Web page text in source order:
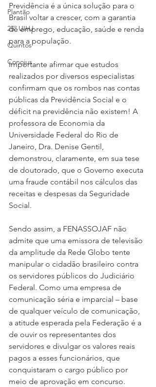
Plantão
25º UIHJ
Quintos
Conojus
Previdência é a única solução para o
Brasil voltar a crescer, com a garantia
de emprego, educação, saúde e renda
para a população.
Importante afirmar que estudos
realizados por diversos especialistas
confirmam que os rombos nas contas
públicas da Previdência Social e o
déficit na previdência não existem! A
professora de Economia da
Universidade Federal do Rio de
Janeiro, Dra. Denise Gentil,
demonstrou, claramente, em sua tese
de doutorado, que o Governo executa
uma fraude contábil nos cálculos das
receitas e despesas da Seguridade
Social.
Sendo assim, a FENASSOJAF não
admite que uma emissora de televisão
da amplitude da Rede Globo tente
manipular o cidadão brasileiro contra
os servidores públicos do Judiciário
Federal. Como uma empresa de
comunicação séria e imparcial – base
de qualquer veículo de comunicação,
a atitude esperada pela Federação é a
de ouvir os representantes dos
servidores e divulgar os valores reais
pagos a esses funcionários, que
conquistaram o cargo público por
meio de aprovação em concurso.